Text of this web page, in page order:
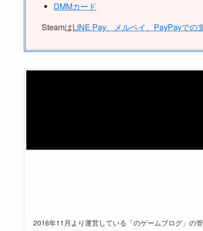
DMMカード
SteamはLINE Pay、メルペイ、PayPayでの
2016年11月より運営している「のゲームブログ」の管